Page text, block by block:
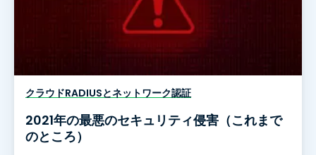
クラウドRADIUSとネットワーク認証
2021年の最悪のセキュリティ侵害（これまで
のところ）